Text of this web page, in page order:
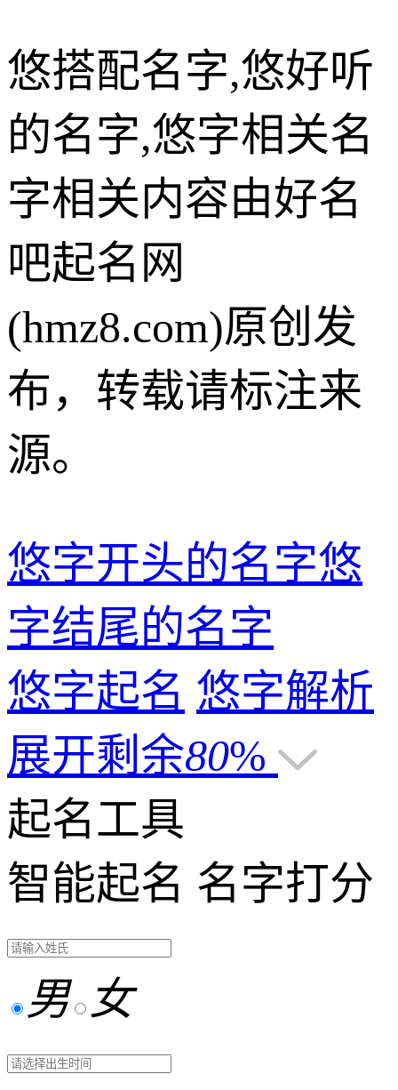
悠搭配名字,悠好听
的名字,悠字相关名
字相关内容由好名
吧起名网
(hmz8.com)原创发
布，转载请标注来
源。
悠字开头的名字悠
字结尾的名字
悠字起名 悠字解析
展开剩余80%
起名工具
智能起名 名字打分
男 女